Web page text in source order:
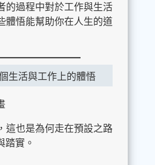
的過程中對於工作與生活
體悟能幫助你在人生的道
生活與工作上的體悟
這也是為何走在預設之路
踏實。